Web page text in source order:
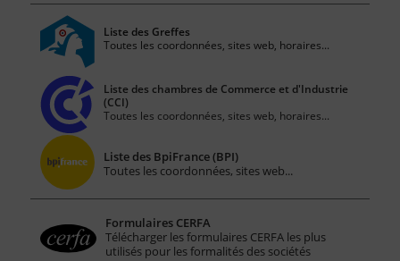
Liste des Greffes
Toutes les coordonnées, sites web, horaires...
Liste des chambres de Commerce et d'Industrie
(CCI)
Toutes les coordonnées, sites web, horaires...
Liste des BpiFrance (BPI)
Toutes les coordonnées, sites web...
Formulaires CERFA
Télécharger les formulaires CERFA les plus
utilisés pour les formalités des sociétés